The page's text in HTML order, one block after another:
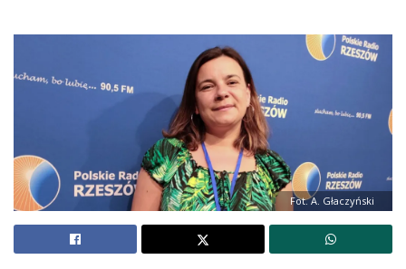
Fot. A. Głaczyński